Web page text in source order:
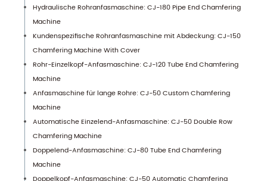
Hydraulische Rohranfasmaschine: CJ-180 Pipe End Chamfering
Machine
Kundenspezifische Rohranfasmaschine mit Abdeckung: CJ-150
Chamfering Machine With Cover
Rohr-Einzelkopf-Anfasmaschine: CJ-120 Tube End Chamfering
Machine
Anfasmaschine für lange Rohre: CJ-50 Custom Chamfering
Machine
Automatische Einzelend-Anfasmaschine: CJ-50 Double Row
Chamfering Machine
Doppelend-Anfasmaschine: CJ-80 Tube End Chamfering
Machine